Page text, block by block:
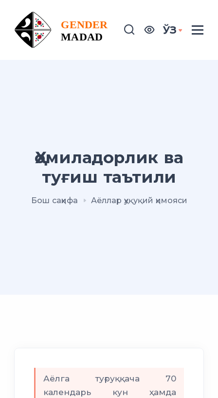
ЎЗ
Ҳомиладорлик ва
туғиш таътили
Бош саҳифа Аёллар ҳуқуқий ҳимояси
Аёлга туғруққача 70
календарь кун ҳамда